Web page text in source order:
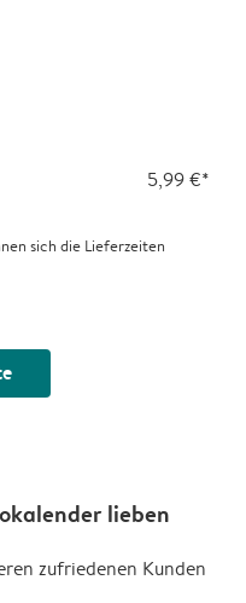
5,99 €*
sich die Lieferzeiten
lieben
zufriedenen Kunden